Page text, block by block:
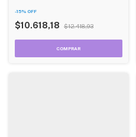
-15% OFF
$10.618,18 $12.418,93